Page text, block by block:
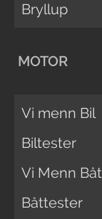
Bryllup
MOTOR
Vi menn Bil
Biltester
Vi Menn Båt
Båttester